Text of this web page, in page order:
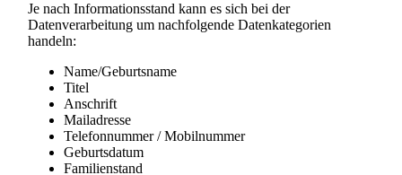
Je nach Informationsstand kann es sich bei der
Datenverarbeitung um nachfolgende Datenkategorien
handeln:
Name/Geburtsname
Titel
Anschrift
Mailadresse
Telefonnummer / Mobilnummer
Geburtsdatum
Familienstand